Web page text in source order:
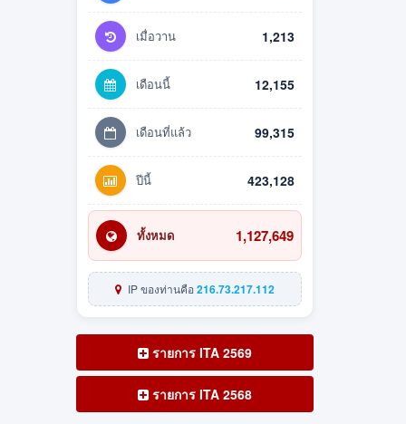
เมื่อวาน 1,213
เดือนนี้ 12,155
เดือนที่แล้ว 99,315
ปีนี้ 423,128
ทั้งหมด 1,127,649
IP ของท่านคือ216.73.217.112
รายการ ITA 2569
รายการ ITA 2568